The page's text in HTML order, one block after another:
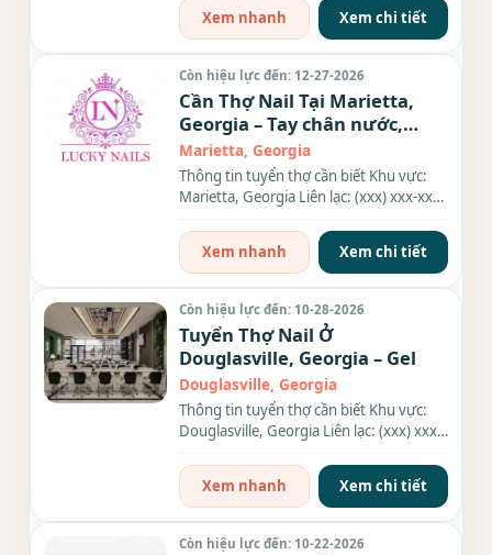
Xem nhanh
Xem chi tiết
Còn hiệu lực đến: 12-27-2026
Cần Thợ Nail Tại Marietta,
Georgia – Tay chân nước,
Everything
Marietta, Georgia
Thông tin tuyển thợ cần biết Khu vực:
Marietta, Georgia Liên lạc: (xxx) xxx-xxxx
Xem nhanh
Xem chi tiết
Còn hiệu lực đến: 10-28-2026
Tuyển Thợ Nail Ở
Douglasville, Georgia – Gel
Douglasville, Georgia
Thông tin tuyển thợ cần biết Khu vực:
Douglasville, Georgia Liên lạc: (xxx) xxx-
Xem nhanh
Xem chi tiết
Còn hiệu lực đến: 10-22-2026